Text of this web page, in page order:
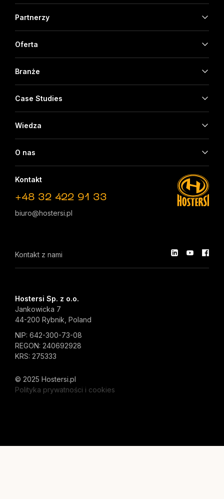
Partnerzy
Oferta
Branże
Case Studies
Wiedza
O nas
Kontakt
+48 32 422 91 33
biuro@hostersi.pl
Kontakt z nami
Hostersi Sp. z o.o.
Jankowicka 7
44-200 Rybnik, Poland
NIP: 642-300-73-08
REGON: 240692928
KRS: 275333
© 2025 Hostersi.pl
Polityka prywatności i cookies